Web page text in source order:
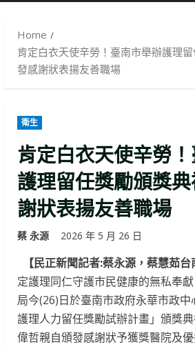
Home
肯定白衣天使辛勞！臺南市舉辦護理
發感謝狀表揚友善職場
衛生
肯定白衣天使辛勞
護理留任獎勵頒獎
謝狀表揚友善職場
蔡 永源 2026 年 5 月 26 日
【民正新聞記者:蔡永源，蔡慧茹台
定護理同仁守護市民健康的無私奉
局今(26)日於臺南市政府永華市政
護理人力留任獎勵試辦計畫」頒獎
偉哲親自頒發感謝狀予獲獎醫院及